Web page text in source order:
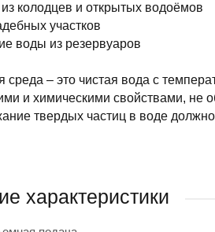
колодцев и открытых водоёмов
участков
воды из резервуаров
среда – это чистая вода с
и химическими свойствами, не
твердых частиц в воде
характеристики